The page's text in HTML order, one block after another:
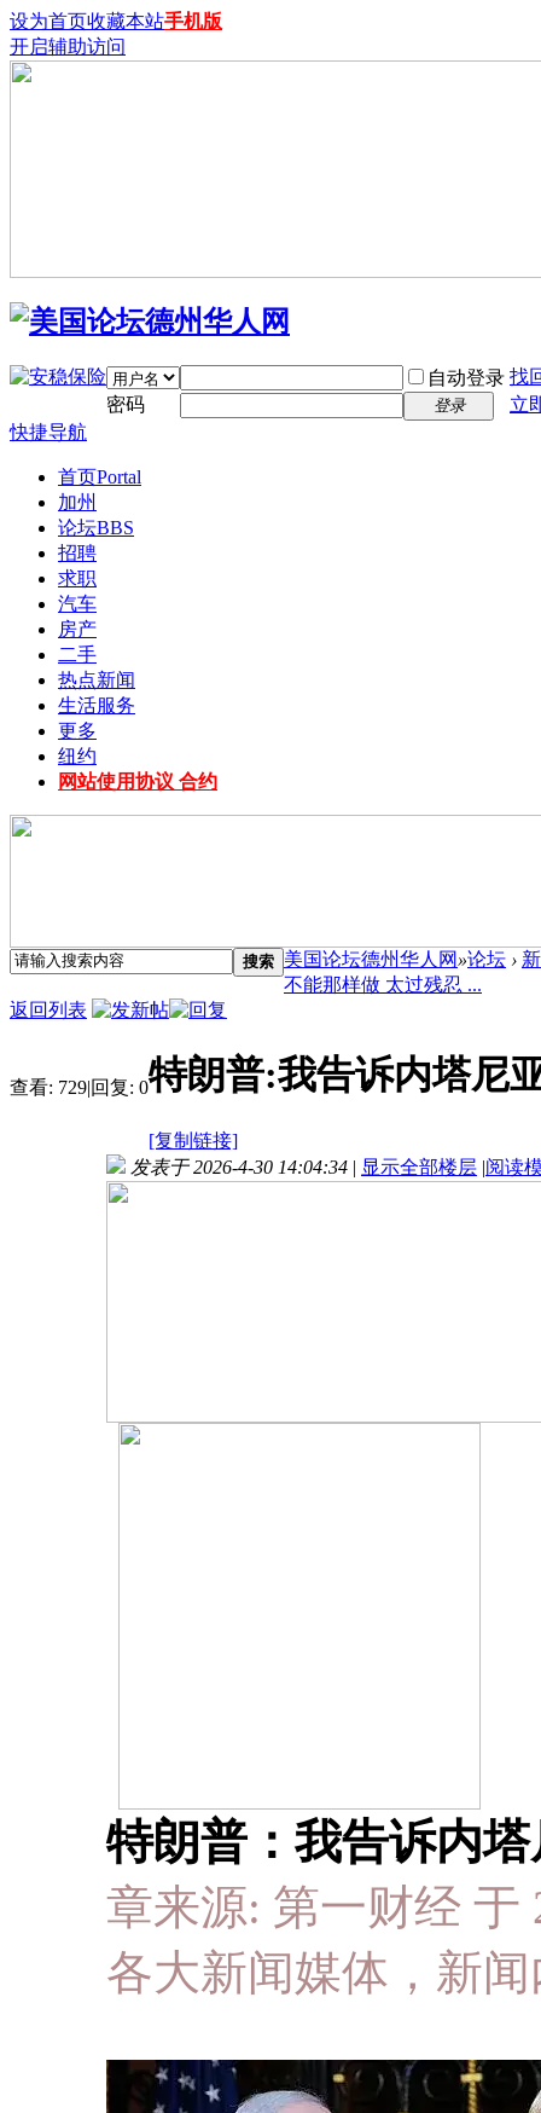
设为首页收藏本站手机版
开启辅助访问
自动登录 找
密码
登录
立
快捷导航
首页Portal
加州
论坛BBS
招聘
求职
汽车
房产
二手
热点新闻
生活服务
更多
纽约
网站使用协议 合约
搜索 美国论坛德州华人网 »论坛 ›
不能那样做 太过残忍 ...
返回列表
查看: 729|回复: 0特朗普:我告诉内塔尼
[复制链接]
发表于 2026-4-30 14:04:34 | 显示全部楼层 |阅读
特朗普：我告诉内
章来源: 第一财经 于
各大新闻媒体，新